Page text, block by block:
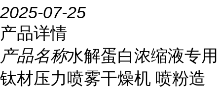
2025-07-25
产品详情
产品名称水解蛋白浓缩液专用
钛材压力喷雾干燥机 喷粉造